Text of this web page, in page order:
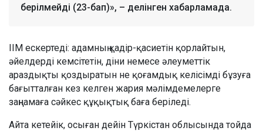
берілмейді (23-бап)», – делінген хабарламада.
ІІМ ескертеді: адамның қадір-қасиетін қорлайтын,
әйелдерді кемсітетін, діни немесе әлеуметтік
араздықты қоздыратын не қоғамдық келісімді бұзуға
бағытталған кез келген жария мәлімдемелерге
заңнамаға сәйкес құқықтық баға беріледі.
Айта кетейік, осыған дейін Түркістан облысында тойда